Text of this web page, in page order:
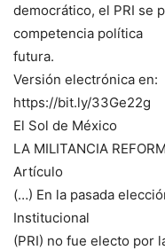
democrático, el PRI se
competencia política
futura.
Versión electrónica en:
https://bit.ly/33Ge22g
El Sol de México
LA MILITANCIA
Artículo
(…) En la pasada
Institucional
(PRI) no fue electo por